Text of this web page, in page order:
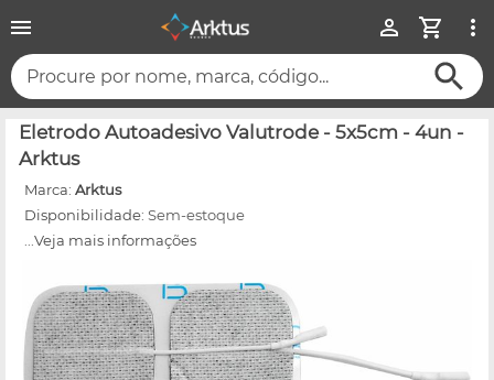
Procure por nome, marca, código...
Eletrodo Autoadesivo Valutrode - 5x5cm - 4un -
Arktus
Marca: Arktus
Disponibilidade: Sem-estoque
...Veja mais informações